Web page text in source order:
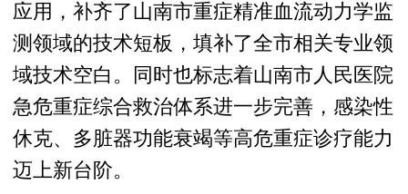
应用，补齐了山南市重症精准血流动力学监
测领域的技术短板，填补了全市相关专业领
域技术空白。同时也标志着山南市人民医院
急危重症综合救治体系进一步完善，感染性
休克、多脏器功能衰竭等高危重症诊疗能力
迈上新台阶。